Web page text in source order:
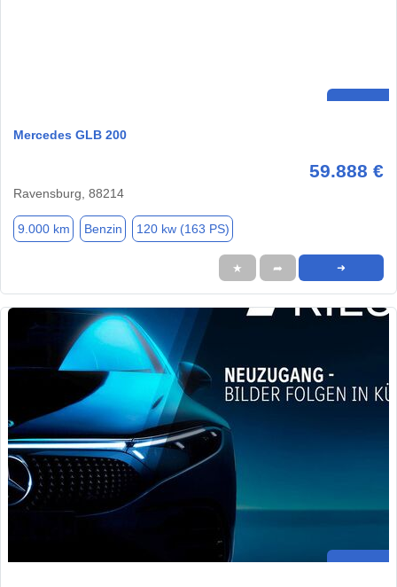
Mercedes GLB 200
59.888 €
Ravensburg, 88214
9.000 km Benzin 120 kw (163 PS)
★ ➦ ➜